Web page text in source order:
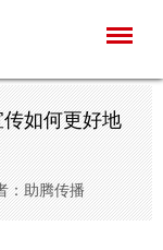
如何更好地
：助腾传播